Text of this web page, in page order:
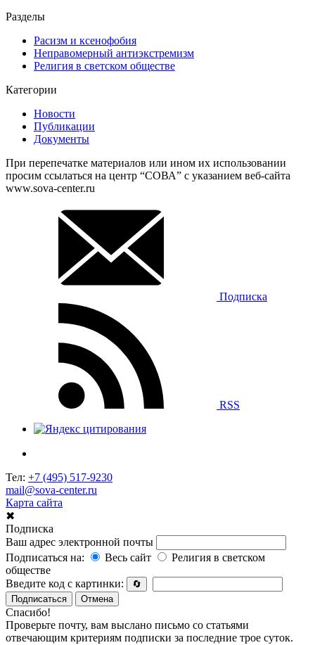
Разделы
Расизм и ксенофобия
Неправомерный антиэкстремизм
Религия в светском обществе
Категории
Новости
Публикации
Документы
При перепечатке материалов или ином их использовании
просим ссылаться на центр “СОВА” с указанием веб-сайта
www.sova-center.ru
Подписка
RSS
Тел: +7 (495) 517-9230
mail@sova-center.ru
Карта сайта
✖
Подписка
Ваш адрес электронной почты
Подписаться на:
Весь сайт
Религия в светском
обществе
Введите код с картинки:
🔄
Подписаться
Отмена
Спасибо!
Проверьте почту, вам выслано письмо со статьями
отвечающим критериям подписки за последние трое суток.